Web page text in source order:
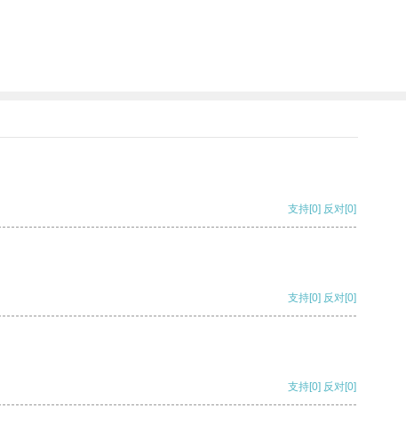
支持[0] 反对[0]
支持[0] 反对[0]
支持[0] 反对[0]